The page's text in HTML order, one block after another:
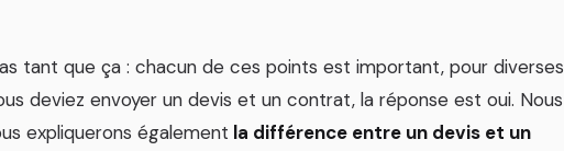
tant que ça : chacun de ces points est important, pour diverses
deviez envoyer un devis et un contrat, la réponse est oui. Nous
expliquerons également la différence entre un devis et un